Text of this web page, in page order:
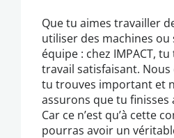
Que tu aimes travailler
utiliser des machines
équipe : chez IMPACT,
travail satisfaisant.
tu trouves important et
assurons que tu
Car ce n’est qu’à cette
pourras avoir un